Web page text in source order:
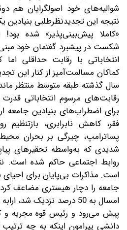
شوالیه‌های خود اصولگرایان هم
نتیجه این تجدیدنظرطلبی بنیادین
«کاملا پیش‌بینی‌پذیر» شده
شکست در پیشبرد گفتمان خود
انتخاباتی با رقابت حداقلی
کماکان مسالمت‌آمیز از کنار این
سال گذشته طبقه متوسط منتظر
رقابت‌های مرسوم انتخاباتی
برای اضطراب‌های بنیادین جامعه
فقر، کاهش نابرابری، بازتنظیم
پساترامپ، چیرگی بر بحران
شدیدی که به‌واسطه تحقیرهای
روابط اجتماعی حاکم شده است.
است. مذاکرات بی‌پایان برای
جامعه را دچار هیستری مضاعف
امسال به 50 درصد نزدیک
پیش می‌رود و رئیس قوه مجریه و
دانشی پیرامون اینکه به چه